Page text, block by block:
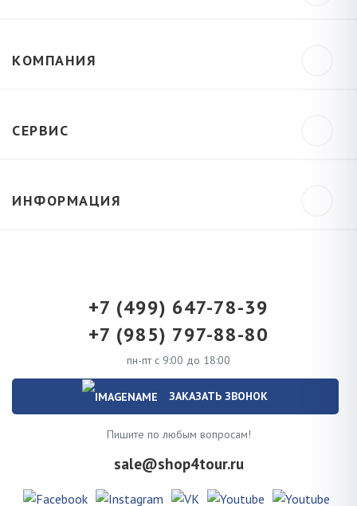
КОМПАНИЯ
СЕРВИС
ИНФОРМАЦИЯ
+7 (499) 647-78-39
+7 (985) 797-88-80
пн-пт с 9:00 до 18:00
ЗАКАЗАТЬ ЗВОНОК
Пишите по любым вопросам!
sale@shop4tour.ru